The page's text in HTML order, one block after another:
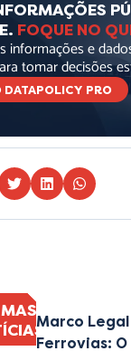
FOQUE NO
informações e
tomar decisões
DATAPOLICY PRO
Marco
Ferrovias: O